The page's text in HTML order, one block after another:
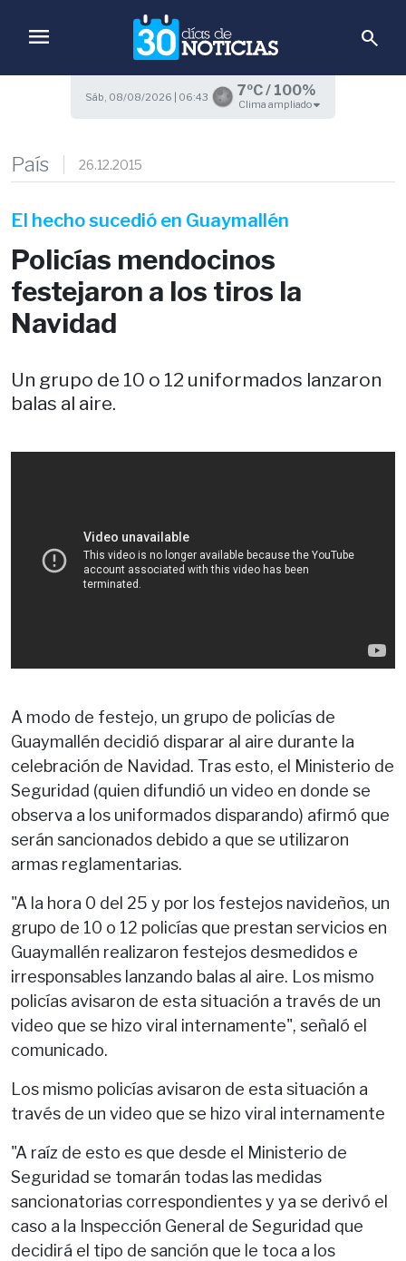
menu search
Sáb, 08/08/2026 | 06:43 7ºC / 100%
Clima ampliado
País 26.12.2015
El hecho sucedió en Guaymallén
Policías mendocinos
festejaron a los tiros la
Navidad
Un grupo de 10 o 12 uniformados lanzaron
balas al aire.
A modo de festejo, un grupo de policías de
Guaymallén decidió disparar al aire durante la
celebración de Navidad. Tras esto, el Ministerio de
Seguridad (quien difundió un video en donde se
observa a los uniformados disparando) afirmó que
serán sancionados debido a que se utilizaron
armas reglamentarias.
"A la hora 0 del 25 y por los festejos navideños, un
grupo de 10 o 12 policías que prestan servicios en
Guaymallén realizaron festejos desmedidos e
irresponsables lanzando balas al aire. Los mismo
policías avisaron de esta situación a través de un
video que se hizo viral internamente", señaló el
comunicado.
Los mismo policías avisaron de esta situación a
través de un video que se hizo viral internamente
"A raíz de esto es que desde el Ministerio de
Seguridad se tomarán todas las medidas
sancionatorias correspondientes y ya se derivó el
caso a la Inspección General de Seguridad que
decidirá el tipo de sanción que le toca a los